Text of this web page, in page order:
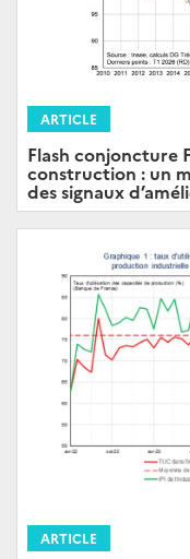
ARTICLE
Flash conjoncture
construction : un
des signaux
ARTICLE